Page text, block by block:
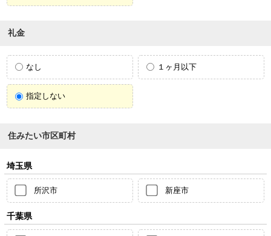
礼金
なし １ヶ月以下
指定しない
住みたい市区町村
埼玉県
所沢市 新座市
千葉県